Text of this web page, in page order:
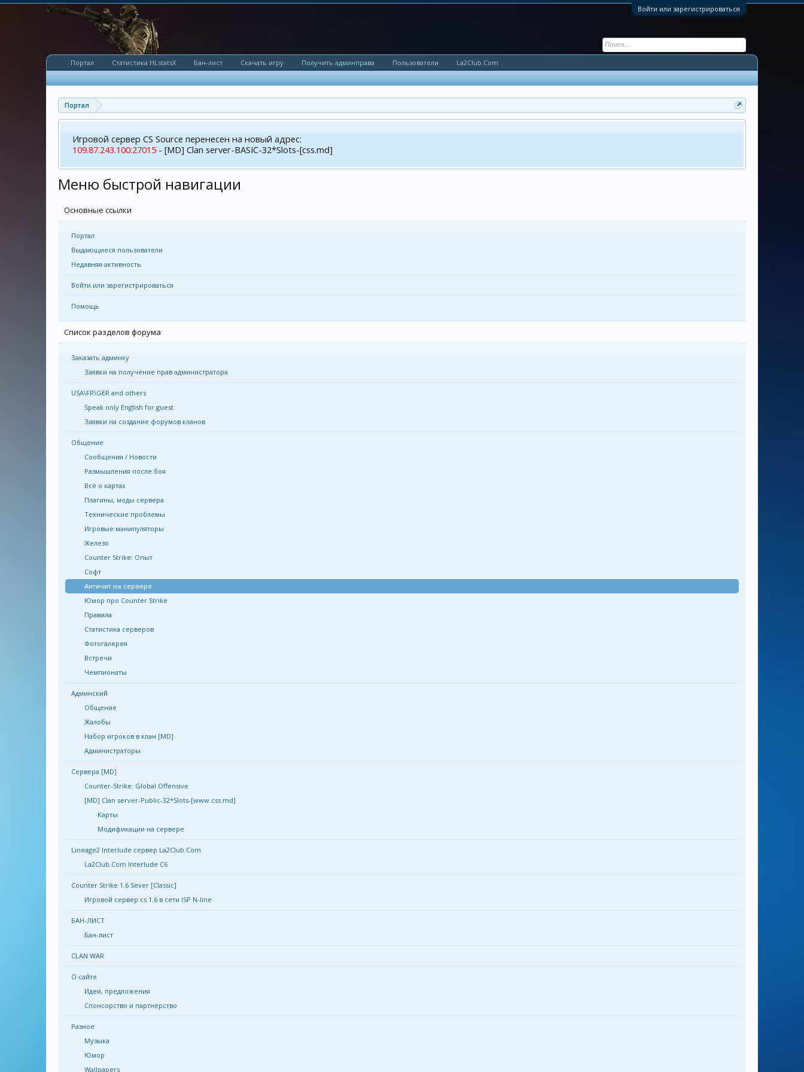
Войти или зарегистрироваться
Портал
Игровой сервер CS Source перенесен на новый адрес:
109.87.243.100:27015 - [MD] Clan server-BASIC-32*Slots-[css.md]
Меню быстрой навигации
Основные ссылки
Портал
Выдающиеся пользователи
Недавняя активность
Войти или зарегистрироваться
Помощь
Список разделов форума
Заказать админку
Заявки на получение прав администратора
USA\FR\GER and others
Speak only English for guest
Заявки на создание форумов кланов
Общение
Сообщения / Новости
Размышления после боя
Всё о картах
Плагины, моды сервера
Технические проблемы
Игровые манипуляторы
Железо
Counter Strike: Опыт
Софт
Античит на сервере
Юмор про Counter Strike
Правила
Статистика серверов
Фотогалерея
Встречи
Чемпионаты
Админский
Общение
Жалобы
Набор игроков в клан [MD]
Администраторы
Сервера [MD]
Counter-Strike: Global Offensive
[MD] Clan server-Public-32*Slots-[www.css.md]
Карты
Модификации на сервере
Lineage2 Interlude сервер La2Club.Com
La2Club.Com Interlude C6
Counter Strike 1.6 Sever [Classic]
Игровой сервер cs 1.6 в сети ISP N-line
БАН-ЛИСТ
Бан-лист
CLAN WAR
О сайте
Идеи, предложения
Спонсорство и партнёрство
Разное
Музыка
Юмор
Wallpapers
Портал Статистика HLstatsX Бан-лист Скачать игру Получить админправа Пользователи La2Club.Com